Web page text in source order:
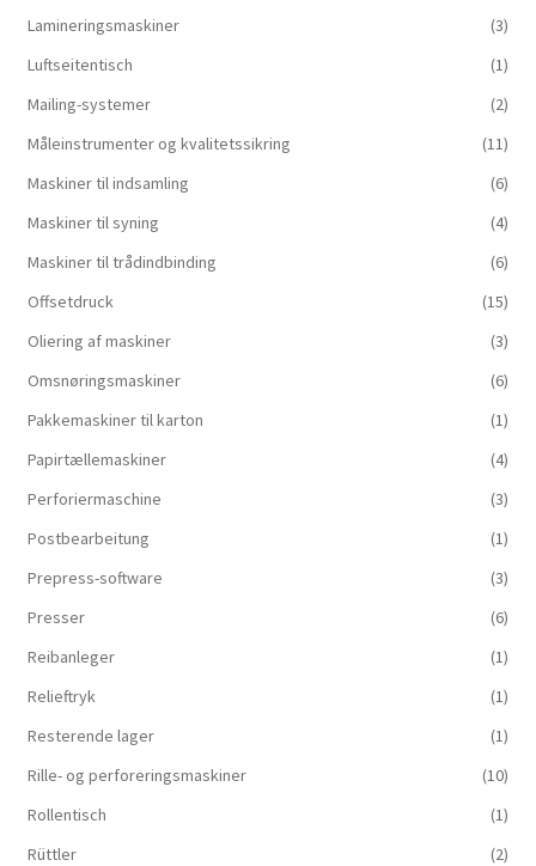
Lamineringsmaskiner
(3)
Luftseitentisch
(1)
Mailing-systemer
(2)
Måleinstrumenter og kvalitetssikring
(11)
Maskiner til indsamling
(6)
Maskiner til syning
(4)
Maskiner til trådindbinding
(6)
Offsetdruck
(15)
Oliering af maskiner
(3)
Omsnøringsmaskiner
(6)
Pakkemaskiner til karton
(1)
Papirtællemaskiner
(4)
Perforiermaschine
(3)
Postbearbeitung
(1)
Prepress-software
(3)
Presser
(6)
Reibanleger
(1)
Relieftryk
(1)
Resterende lager
(1)
Rille- og perforeringsmaskiner
(10)
Rollentisch
(1)
Rüttler
(2)